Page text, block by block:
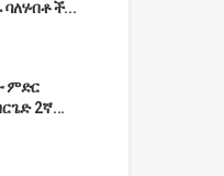
ምድር
2ኛ...